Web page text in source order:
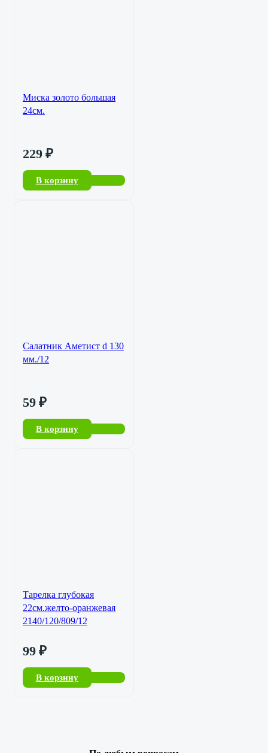
Миска золото большая
24см.
229 ₽
В корзину
Салатник Аметист d 130
мм./12
59 ₽
В корзину
Тарелка глубокая
22см.желто-оранжевая
2140/120/809/12
99 ₽
В корзину